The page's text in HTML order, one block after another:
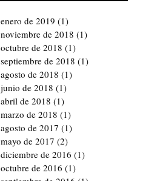
enero de 2019 (1)
noviembre de 2018 (1)
octubre de 2018 (1)
septiembre de 2018 (1)
agosto de 2018 (1)
junio de 2018 (1)
abril de 2018 (1)
marzo de 2018 (1)
agosto de 2017 (1)
mayo de 2017 (2)
diciembre de 2016 (1)
octubre de 2016 (1)